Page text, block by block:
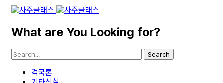
What are You Looking for?
Search
격국론